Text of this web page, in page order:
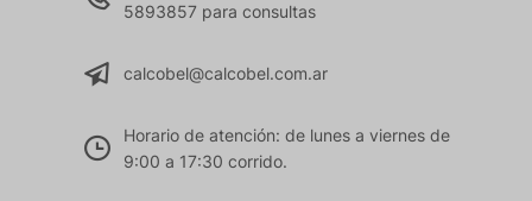
5893857 para consultas
calcobel@calcobel.com.ar
Horario de atención: de lunes a viernes de
9:00 a 17:30 corrido.